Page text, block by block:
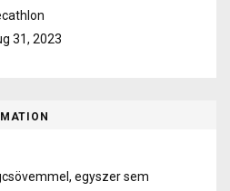
31, 2023
egyszer sem